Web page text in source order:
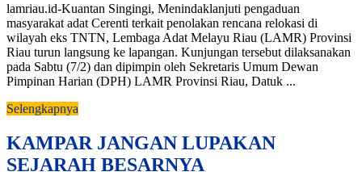
lamriau.id-Kuantan Singingi, Menindaklanjuti pengaduan
masyarakat adat Cerenti terkait penolakan rencana relokasi di
wilayah eks TNTN, Lembaga Adat Melayu Riau (LAMR) Provinsi
Riau turun langsung ke lapangan. Kunjungan tersebut dilaksanakan
pada Sabtu (7/2) dan dipimpin oleh Sekretaris Umum Dewan
Pimpinan Harian (DPH) LAMR Provinsi Riau, Datuk ...
Selengkapnya
KAMPAR JANGAN LUPAKAN
SEJARAH BESARNYA